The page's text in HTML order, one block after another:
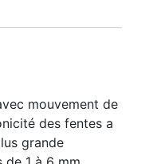
mouvement de
des fentes a
grande